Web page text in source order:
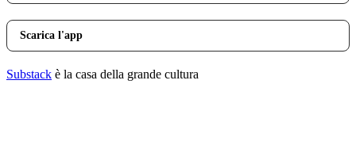
Scarica l'app
Substack è la casa della grande cultura